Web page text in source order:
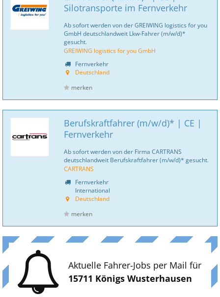
Silotransporte im Fernverkehr
Ab sofort werden von der GREIWING logistics for you
GmbH deutschlandweit Lkw-Fahrer (m/w/d)*
gesucht.
GREIWING logistics for you GmbH
Fernverkehr
Deutschland
merken
Berufskraftfahrer (m/w/d)* | CE |
Fernverkehr
Ab sofort werden von der Firma CARTRANS
deutschlandweit Berufskraftfahrer (m/w/d)* gesucht.
CARTRANS
Fernverkehr
International
Deutschland
merken
Aktuelle Fahrer-Jobs per Mail für
15711 Königs Wusterhausen